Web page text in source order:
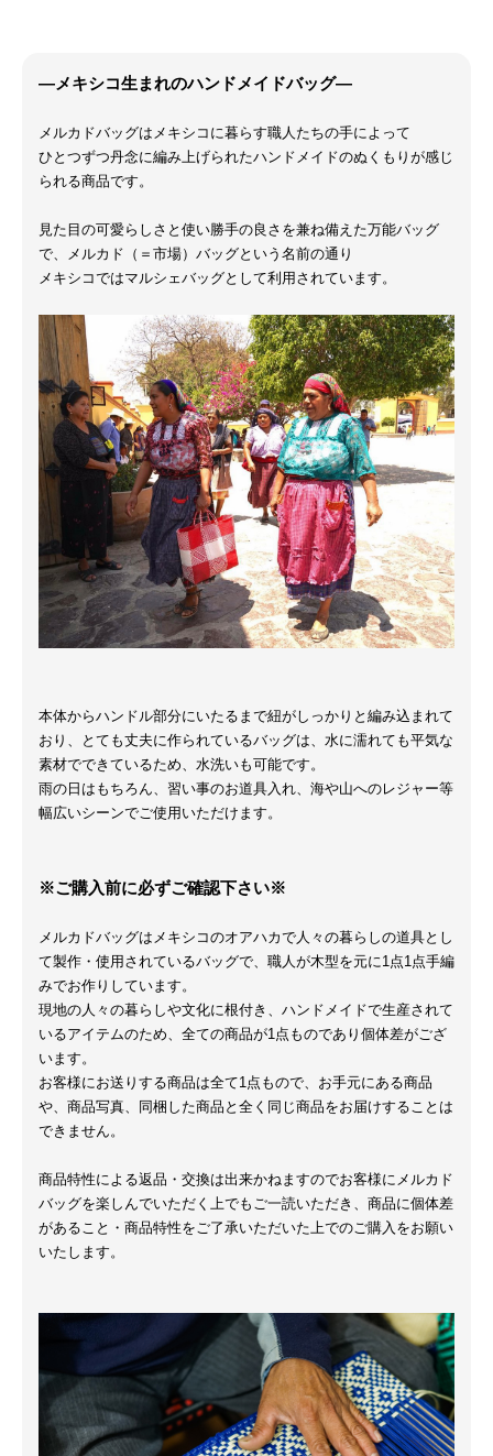
―メキシコ生まれのハンドメイドバッグ―
メルカドバッグはメキシコに暮らす職人たちの手によって
ひとつずつ丹念に編み上げられたハンドメイドのぬくもりが感じ
られる商品です。
見た目の可愛らしさと使い勝手の良さを兼ね備えた万能バッグ
で、メルカド（＝市場）バッグという名前の通り
メキシコではマルシェバッグとして利用されています。
本体からハンドル部分にいたるまで紐がしっかりと編み込まれて
おり、とても丈夫に作られているバッグは、水に濡れても平気な
素材でできているため、水洗いも可能です。
雨の日はもちろん、習い事のお道具入れ、海や山へのレジャー等
幅広いシーンでご使用いただけます。
※ご購入前に必ずご確認下さい※
メルカドバッグはメキシコのオアハカで人々の暮らしの道具とし
て製作・使用されているバッグで、職人が木型を元に1点1点手編
みでお作りしています。
現地の人々の暮らしや文化に根付き、ハンドメイドで生産されて
いるアイテムのため、全ての商品が1点ものであり個体差がござ
います。
お客様にお送りする商品は全て1点もので、お手元にある商品
や、商品写真、同梱した商品と全く同じ商品をお届けすることは
できません。
商品特性による返品・交換は出来かねますのでお客様にメルカド
バッグを楽しんでいただく上でもご一読いただき、商品に個体差
があること・商品特性をご了承いただいた上でのご購入をお願い
いたします。